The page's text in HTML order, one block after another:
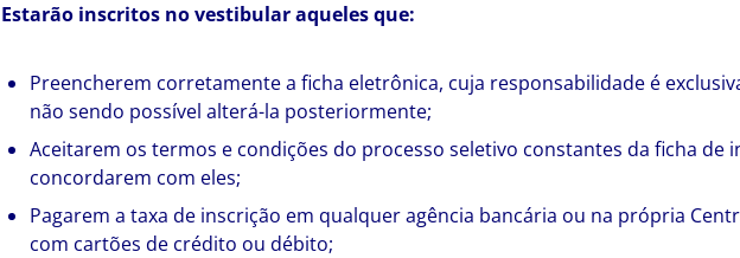
Estarão inscritos no vestibular aqueles que:
Preencherem corretamente a ficha eletrônica, cuja responsabilidade é
não sendo possível alterá-la posteriormente;
Aceitarem os termos e condições do processo seletivo constantes da ficha de
concordarem com eles;
Pagarem a taxa de inscrição em qualquer agência bancária ou na própria
com cartões de crédito ou débito;